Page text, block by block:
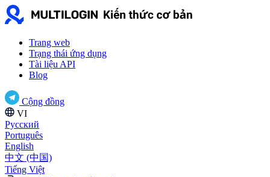
Trang web
Trạng thái ứng dụng
Tài liệu API
Blog
Cộng đồng
VI
Русский
Português
English
中文 (中国)
Tiếng Việt